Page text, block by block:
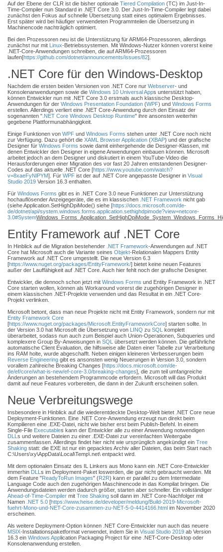
Auf der Ebene der CLR ist die bisher optionale Tiered Compilation (TC) im Just-In-
Time-Compiler nun Standard in .NET Core 3.0. Der Just-In-Time-Compiler legt dabei
zunächst den Fokus auf schnelle Übersetzung statt eines optimalem Ergebnisses.
Erst später wird bei häufiger verwendeten Programmteilen die Übersetzung in
Machinencode nachträglich optimiert.
Bei den Prozessoren neu ist die Unterstützung für ARM64-Prozessoren, allerdings
zunächst nur mit Linux-Betriebssystemen. Mit Windows-Nutzer können vorerst keine
.NET-Core-Anwendungen schreiben, die auf ARM64-Prozessoren
laufen[https://github.com/dotnet/announcements/issues/82].
.NET Core für den Windows-Desktop
Nachdem die ersten beiden Versionen von .NET Core nur Webserver- und
Konsolenanwendungen sowie die Windows 10 Universal Apps unterstützt haben,
können Entwickler nun mit .NET Core 3.0 erstmals auch klassische Desktop-
Anwendungen für der Windows Presentation Foundation (WPF) und Windows Forms
erstellen. Allerdings verliert eine .NET Core-Anwendung durch den Einsatz der
sogenannten " .NET Core Windows Desktop Runtime" ihre ansonsten weiterhin
gegebene Plattformunabhängigkeit.
Einige Funktionen von WPF und Windows Forms stehen unter .NET Core noch nicht
zur Verfügung. Dazu gehört die XAML Browser Application (XBAP) und der grafische
Designer für Windows Forms sowie damit einhergehende die Designer-Klassen, mit
denen Entwickler den Designer in eigene Anwendungen einbauen können. Microsoft
arbeitet jedoch an dem Designer und diskutiert in einem YouTube-Video die
Herausforderungen einer Migration des vor fast 20 Jahren entstandenen Designer-
Codes auf das aktuelle .NET Core [https://www.youtube.com/watch?
v=8xaeFyNlPYM]. Für WPF ist der auf .NET Core angepasste Designer in Visual
Studio 2019 Version 16.3 enthalten.
Für Windows Forms gibt es in .NET Core 3.0 neue Funktionen zur Unterstützung
hochauflösender Anzeigegeräte, die es im klassischen .NET Framework nicht gab
(siehe Application.SetHighDpiMode() siehe [https://docs.microsoft.com/de-
de/dotnet/api/system.windows.forms.application.sethighdpimode?view=netcore-
3.0#System
Entity Framework auf .NET Core
In Hinblick auf die Migration bestehender .NET Framework-Anwendungen auf .NET
Core hat Microsoft auch die Variante seines Objekt-Relationalen Mappers Entity
Framework auf .NET Core umgestellt. Die neue Version 6.3
[https://www.nuget.org/packages/EntityFramework/] bietet keine neuen Features
außer der Lauffähigkeit auf .NET Core. Auch hier fehlt noch der grafische Designer.
Entwickler, die dennoch schon jetzt mit Windows Forms und Entity Framework in .NET
Core starten wollen, können als Workaround vorerst die zugehörigen Designer in
einem klassischen .NET-Projekte verwenden und das Resultat in ein .NET Core-
Projekt verlinken.
Microsoft betont, dass man neue Projekte nicht mit Entity Framework, sondern nur mit
Entity Framework Core
[https://www.nuget.org/packages/Microsoft.EntityFrameworkCore] starten sollte. In
der Version 3.0 hat Microsoft die Übersetzung von LINQ zu SQL komplett
überarbeitet, sodass nun auch zum Beispiel auch Union-Operationen, Subqueries und
komplexere Group By-Anweisungen in SQL übersetzt werden können. Die gefährliche
automatische Client Evaluation, die hilfsweise alle Daten einer Tabelle zur Verarbeitung
ins RAM holte, wurde abgeschafft. Neben einigen kleineren Verbesserungen beim
Reverse Engineering gibt es ansonsten wenig Neuerungen in Version 3.0, sondern
vorallem zahlreiche Breaking Changes [https://docs.microsoft.com/de-
de/ef/core/what-is-new/ef-core-3.0/breaking-changes], die zum teil umfangreiche
Änderungen an bestehendem Programmcode erfordern. Microsoft will das Produkt
damit auf neue Features vorbereiten, die dann in der Zukunft erscheinen sollen.
Neue Verbreitungswege
Insbesondere in Hinblick auf die wiederentdeckte Desktop-Welt bietet .NET Core neue
Deployment-Funktionen. Eine .NET Core-Anwendung erzeugt nun direkt beim
Kompilieren eine .EXE-Datei, nicht wie bisher erst beim Publish-Befehl. In einem
Single-File Executables kann der Entwickler alle zu einer Anwendung notwendigen
DLL s und weitere Dateien zu einer .EXE-Datei zur vereinfachten Weitergabe
zusammenfassen. Allerdings findet hier nicht wie ursprünglich angekündigt ein Tree
Shaking statt: die EXE ist nur ein gepacktes Archiv aller Dateien, das beim Start nach
C:\Users\xy\AppData\Local\Temp\.net\ entpackt wird.
Mit dem optionalen Einsatz des IL Linkers aus Mono kann ein .NET Core-Entwickler
immerhin DLL s im Deployment-Paket loswerden, die gar nicht gebraucht werden. Mit
dem Feature "ReadyToRun Images" (R2R) kann er parallel zu dem Intermediate
Language Code auch den zugehörigen Maschinencode in das Kompilat bringen. Die
Anwendungsdateien werden dadurch größer, starten aber schneller. Ein vollständiger
Ahead-of-Time-Compiler mit Tree Shaking soll dann im .NET Core-Nachfolger mit
Namen .NET 5.0 [https://www.heise.de/developer/meldung/Build-2019-Microsoft-
fuehrt-Mono-und-NET-Core-zusammen-zu-NET-5-0-4414166.html im November 2020
erscheinen.
Als weitere Deployment-Option können .NET Core-Entwickler nun auch das neuere
MSIX-Installationspaketformat verwendet, indem Sie in Visual Studio 2019 ab Version
16.3 ein Windows Application Packaging Project für eine .NET-Core-Desktop oder
Konsolenanwendung erstellen.